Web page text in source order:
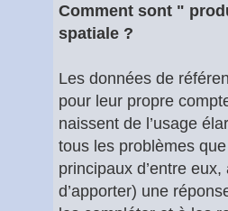
Comment sont "
spatiale ?
Les données de
pour leur propre
naissent de l’usage
tous les problèmes
principaux d’entre
d’apporter) une